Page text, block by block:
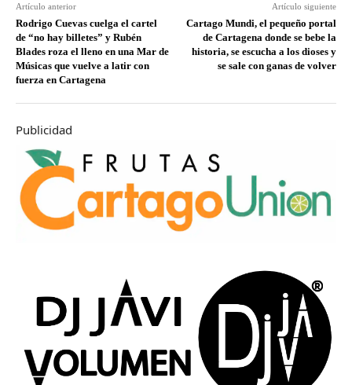
Artículo anterior
Rodrigo Cuevas cuelga el cartel
de “no hay billetes” y Rubén
Blades roza el lleno en una Mar de
Músicas que vuelve a latir con
fuerza en Cartagena
Artículo siguiente
Cartago Mundi, el pequeño portal
de Cartagena donde se bebe la
historia, se escucha a los dioses y
se sale con ganas de volver
Publicidad